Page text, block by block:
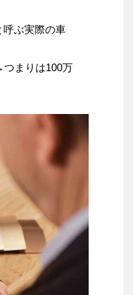
呼ぶ実際の車
まりは100万